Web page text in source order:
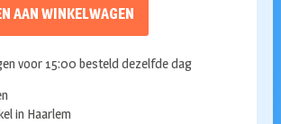
AAN WINKELWAGEN
voor 15:00 besteld dezelfde dag
in Haarlem